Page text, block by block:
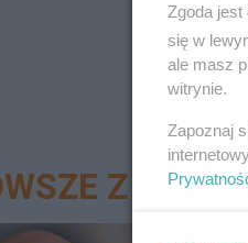
Z
Zgoda
się w
ale masz
witrynie.
Zapoznaj